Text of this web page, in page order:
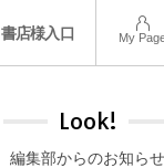
書店様入口 My
Look!
編集部からのお知らせ